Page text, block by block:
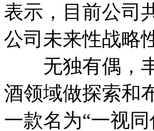
表示，目前公司
公司未来性战略
无独有偶，丰
酒领域做探索和
一款名为“一视